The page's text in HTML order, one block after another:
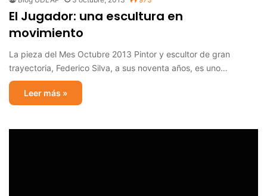
El Jugador: una escultura en
movimiento
La pieza del Mes Octubre 2013 Pintor y escultor de gran
trayectoria, Federico Silva, a sus noventa años, es uno…
Leer más »